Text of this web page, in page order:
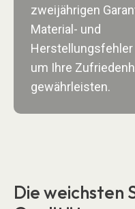
zweijährigen
Material- und
um Ihre
gewährleisten.
Die weichsten